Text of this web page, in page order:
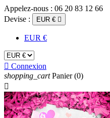
Appelez-nous : 06 20 83 12 66
Devise :
EUR € 
EUR €
 Connexion
shopping_cart Panier (0)
